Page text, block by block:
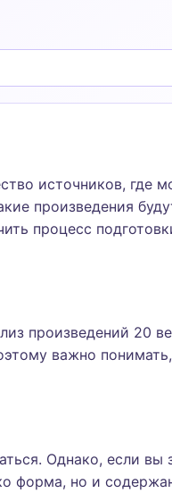
источников, где
произведения
процесс
произведений 20
важно
Однако, если вы
форма, но и